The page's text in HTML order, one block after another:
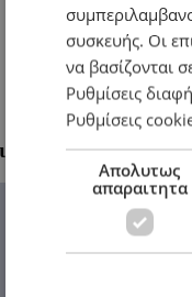
στρατιωτικής
συσκευής. Οι
να βασίζονται
Ρυθμίσεις
Ρυθμίσεις
Απολυτως
απαραιτητα